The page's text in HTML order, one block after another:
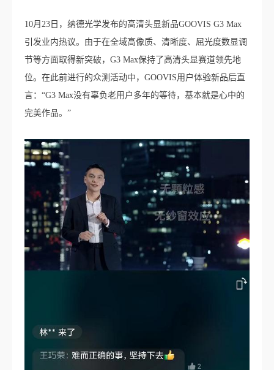
10月23日，纳德光学发布的高清头显新品GOOVIS G3 Max
引发业内热议。由于在全域高像质、清晰度、屈光度数显调
节等方面取得新突破，G3 Max保持了高清头显赛道领先地
位。在此前进行的众测活动中，GOOVIS用户体验新品后直
言：“G3 Max没有辜负老用户多年的等待，基本就是心中的
完美作品。”